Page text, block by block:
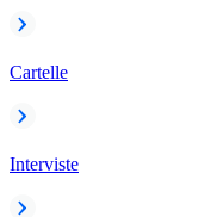
Cartelle
Interviste